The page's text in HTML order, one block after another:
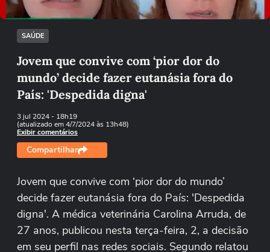
SAÚDE
Jovem que convive com ‘pior dor do
mundo’ decide fazer eutanásia fora do
País: 'Despedida digna'
3 jul 2024- 18h19
(atualizado em 4/7/2024 às 13h48)
Exibir comentários
Compartilhar
Jovem que convive com ‘pior dor do mundo’
decide fazer eutanásia fora do País: 'Despedida
digna'. A médica veterinária Carolina Arruda, de
27 anos, publicou nesta terça-feira, 2, a decisão
em seu perfil nas redes sociais. Segundo relatou